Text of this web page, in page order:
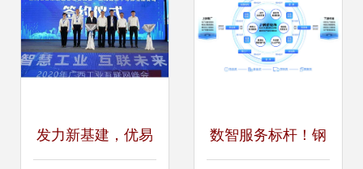
发力新基建，优易 数智服务标杆！钢